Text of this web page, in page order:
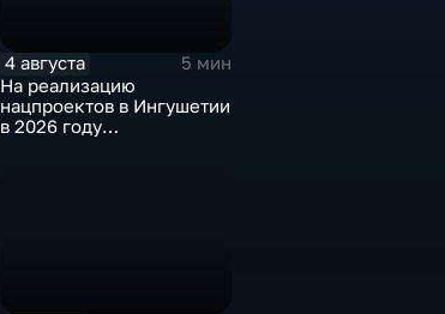
4 августа
5 мин
На реализацию
нацпроектов в Ингушетии
в 2026 году